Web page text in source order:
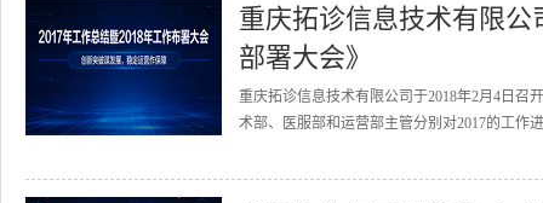
重庆拓诊信息技术有限公
部署大会》
重庆拓诊信息技术有限公司于2018年2月4日召
术部、医服部和运营部主管分别对2017的工作